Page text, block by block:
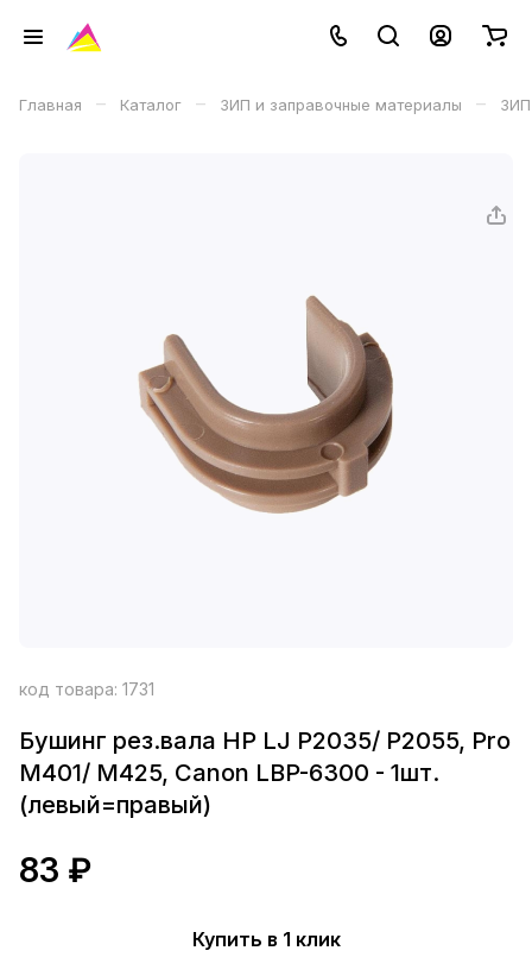
Главная – Каталог – ЗИП и заправочные материалы – ЗИП
код товара: 1731
Бушинг рез.вала HP LJ P2035/ P2055, Pro
M401/ M425, Canon LBP-6300 - 1шт.
(левый=правый)
83 ₽
Купить в 1 клик